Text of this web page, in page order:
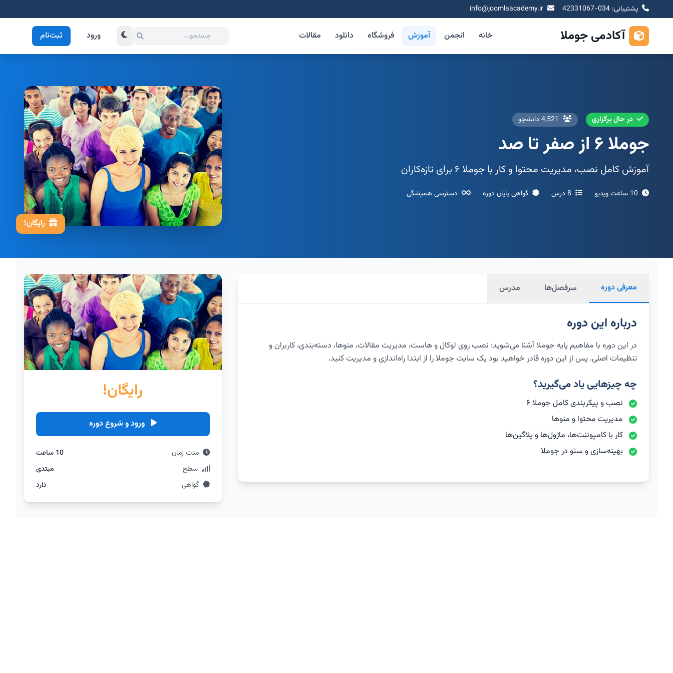
پشتیبانی: 034-42331067
آکادمی جوملا خانه انجمن آموزش فروشگاه دانلود مقالات ورود ثبت‌نام
در حال برگزاری 4,521 دانشجو
جوملا ۶ از صفر تا صد
آموزش کامل نصب، مدیریت محتوا و کار با جوملا ۶ برای تازه‌کاران
10 ساعت ویدیو 8 درس گواهی پایان دوره دسترسی همیشگی
رایگان!
معرفی دوره سرفصل‌ها مدرس
درباره این دوره
در این دوره با مفاهیم پایه جوملا آشنا می‌شوید: نصب روی لوکال و هاست، مدیریت مقالات، منوها، دسته‌بندی، کاربران و
تنظیمات اصلی. پس از این دوره قادر خواهید بود یک سایت جوملا را از ابتدا راه‌اندازی و مدیریت کنید.
چه چیزهایی یاد می‌گیرید؟
نصب و پیکربندی کامل جوملا ۶
مدیریت محتوا و منوها
کار با کامپوننت‌ها، ماژول‌ها و پلاگین‌ها
بهینه‌سازی و سئو در جوملا
رایگان!
ورود و شروع دوره
مدت زمان
10 ساعت
سطح
مبتدی
گواهی
دارد